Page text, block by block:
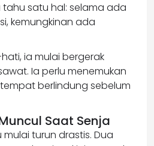
tahu satu hal: selama ada
kemungkinan ada
ia mulai bergerak
Ia perlu menemukan
berlindung sebelum
Saat Senja
turun drastis. Dua